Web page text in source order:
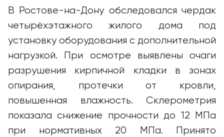
В Ростове-на-Дону обследовался чердак
четырёхэтажного жилого дома под
установку оборудования с дополнительной
нагрузкой. При осмотре выявлены очаги
разрушения кирпичной кладки в зонах
опирания, протечки от кровли,
повышенная влажность. Склерометрия
показала снижение прочности до 12 МПа
при нормативных 20 МПа. Принято